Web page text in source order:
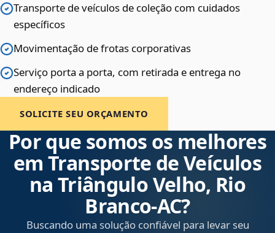
Transporte de veículos de coleção com cuidados
específicos
Movimentação de frotas corporativas
Serviço porta a porta, com retirada e entrega no
endereço indicado
SOLICITE SEU ORÇAMENTO
Por que somos os melhores
em Transporte de Veículos
na Triângulo Velho, Rio
Branco‑AC?
Buscando uma solução confiável para levar seu